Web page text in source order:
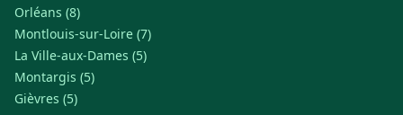
Orléans (8)
Montlouis-sur-Loire (7)
La Ville-aux-Dames (5)
Montargis (5)
Gièvres (5)